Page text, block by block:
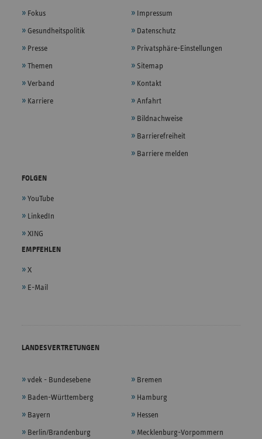
Fokus
Gesundheitspolitik
Presse
Themen
Verband
Karriere
Impressum
Datenschutz
Privatsphäre-Einstellungen
Sitemap
Kontakt
Anfahrt
Bildnachweise
Barrierefreiheit
Barriere melden
FOLGEN
YouTube
LinkedIn
XING
EMPFEHLEN
X
E-Mail
LANDESVERTRETUNGEN
vdek - Bundesebene
Baden-Württemberg
Bayern
Berlin/Brandenburg
Bremen
Hamburg
Hessen
Mecklenburg-Vorpommern